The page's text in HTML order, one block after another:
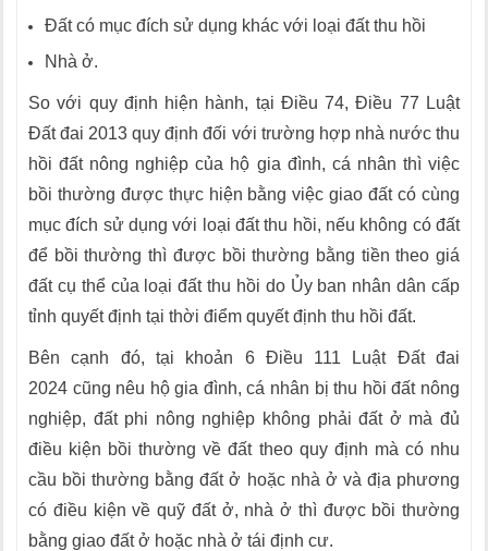
Đất có mục đích sử dụng khác với loại đất thu hồi
Nhà ở.
So với quy định hiện hành, tại Điều 74, Điều 77 Luật
Đất đai 2013 quy định đối với trường hợp nhà nước thu
hồi đất nông nghiệp của hộ gia đình, cá nhân thì việc
bồi thường được thực hiện bằng việc giao đất có cùng
mục đích sử dụng với loại đất thu hồi, nếu không có đất
để bồi thường thì được bồi thường bằng tiền theo giá
đất cụ thể của loại đất thu hồi do Ủy ban nhân dân cấp
tỉnh quyết định tại thời điểm quyết định thu hồi đất.
Bên cạnh đó, tại khoản 6 Điều 111 Luật Đất đai
2024 cũng nêu hộ gia đình, cá nhân bị thu hồi đất nông
nghiệp, đất phi nông nghiệp không phải đất ở mà đủ
điều kiện bồi thường về đất theo quy định mà có nhu
cầu bồi thường bằng đất ở hoặc nhà ở và địa phương
có điều kiện về quỹ đất ở, nhà ở thì được bồi thường
bằng giao đất ở hoặc nhà ở tái định cư.